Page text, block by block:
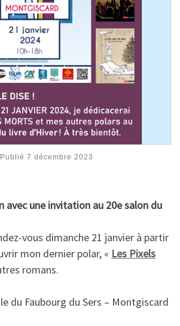
Publié 7 décembre 2023
avec une invitation au 20esalon du
vous dimanche 21 janvier à partir
mon dernier polar, « Les Pixels
romans.
du Faubourg du Sers – Montgiscard